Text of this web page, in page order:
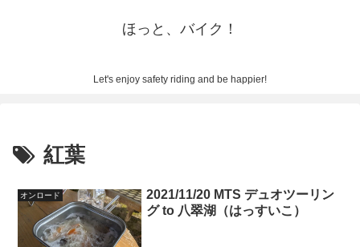
ほっと、バイク！
Let's enjoy safety riding and be happier!
紅葉
オンロード
2021/11/20 MTS デュオツーリン
グ to 八翠湖（はっすいこ）